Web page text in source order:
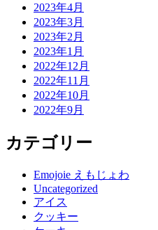
2023年4月
2023年3月
2023年2月
2023年1月
2022年12月
2022年11月
2022年10月
2022年9月
カテゴリー
Emojoie えもじょわ
Uncategorized
アイス
クッキー